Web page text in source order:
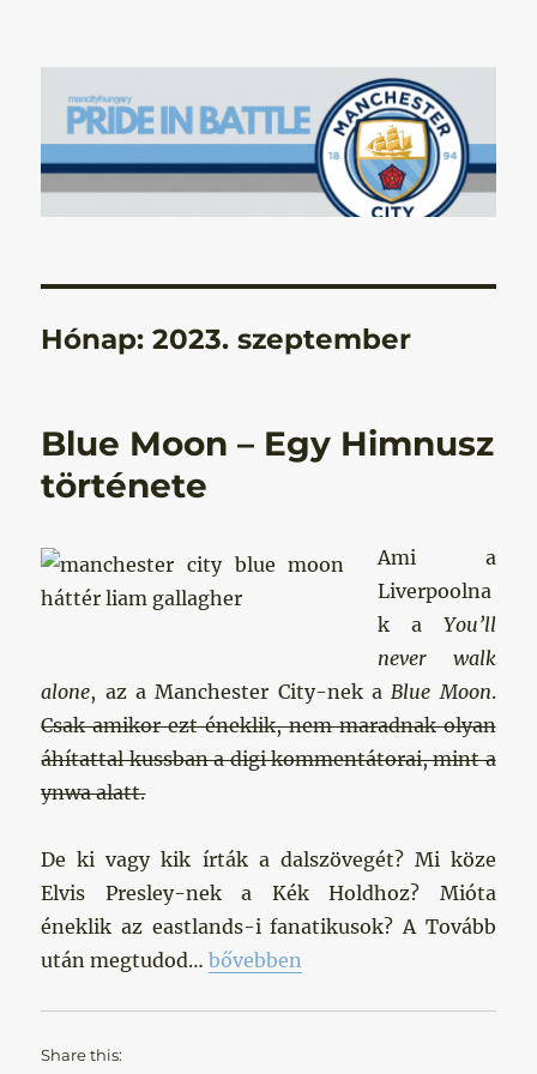
Manchester City Blog – Pride In
Battle
Hónap:2023. szeptember
Blue Moon – Egy Himnusz
története
Ami a
Liverpoolna
k a You’ll
never walk
alone, az a Manchester City-nek a Blue Moon.
Csak amikor ezt éneklik, nem maradnak olyan
áhítattal kussban a digi kommentátorai, mint a
ynwa alatt.
De ki vagy kik írták a dalszövegét? Mi köze
Elvis Presley-nek a Kék Holdhoz? Mióta
éneklik az eastlands-i fanatikusok? A Tovább
után megtudod… „Blue Moon – Egy Himnusz
bővebben
Share this: